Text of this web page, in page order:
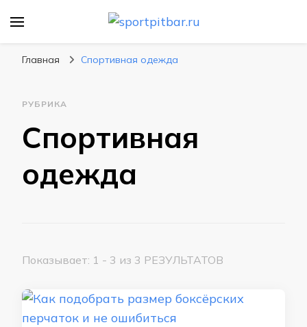
спортивных упражнения, правильные
Главная Спортивная одежда
РУБРИКА
Спортивная
одежда
Показывает: 1 - 3 из 3 РЕЗУЛЬТАТОВ